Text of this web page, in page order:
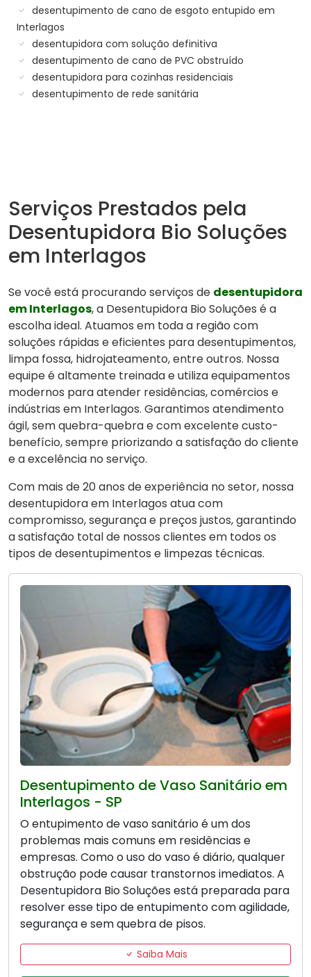
desentupimento de cano de esgoto entupido em
Interlagos
desentupidora com solução definitiva
desentupimento de cano de PVC obstruído
desentupidora para cozinhas residenciais
desentupimento de rede sanitária
Serviços Prestados pela
Desentupidora Bio Soluções
em Interlagos
Se você está procurando serviços de desentupidora
em Interlagos, a Desentupidora Bio Soluções é a
escolha ideal. Atuamos em toda a região com
soluções rápidas e eficientes para desentupimentos,
limpa fossa, hidrojateamento, entre outros. Nossa
equipe é altamente treinada e utiliza equipamentos
modernos para atender residências, comércios e
indústrias em Interlagos. Garantimos atendimento
ágil, sem quebra-quebra e com excelente custo-
benefício, sempre priorizando a satisfação do cliente
e a excelência no serviço.
Com mais de 20 anos de experiência no setor, nossa
desentupidora em Interlagos atua com
compromisso, segurança e preços justos, garantindo
a satisfação total de nossos clientes em todos os
tipos de desentupimentos e limpezas técnicas.
Desentupimento de Vaso Sanitário em
Interlagos - SP
O entupimento de vaso sanitário é um dos
problemas mais comuns em residências e
empresas. Como o uso do vaso é diário, qualquer
obstrução pode causar transtornos imediatos. A
Desentupidora Bio Soluções está preparada para
resolver esse tipo de entupimento com agilidade,
segurança e sem quebra de pisos.
Saiba Mais